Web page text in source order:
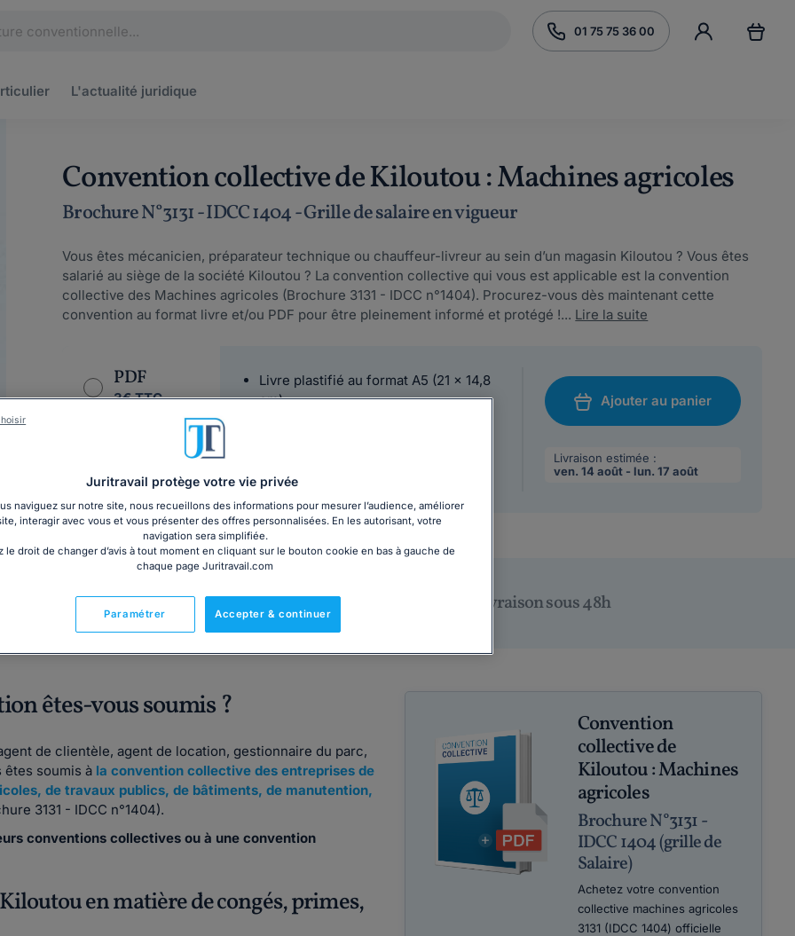
01 75 75 36 00
L'actualité juridique
Convention collective de Kiloutou : Machines agricoles
Brochure N°3131 - IDCC 1404 - Grille de salaire en vigueur
Vous êtes mécanicien, préparateur technique ou chauffeur-livreur au sein d’un magasin Kiloutou ? Vous êtes
salarié au siège de la société Kiloutou ? La convention collective qui vous est applicable est la convention
collective des Machines agricoles (Brochure 3131 - IDCC n°1404). Procurez-vous dès maintenant cette
convention au format livre et/ou PDF pour être pleinement informé et protégé !... Lire la suite
PDF
3€ TTC
Livre + PDF
30,60€ TTC
Livre plastifié au format A5 (21 x 14,8
cm)
Chronopost
Ajouter au panier
Livraison estimée :
ven. 14 août - lun. 17 août
Fabriqué en France Livraison sous 48h
êtes-vous soumis ?
de clientèle, agent de location, gestionnaire du parc,
soumis à la convention collective des entreprises de
de travaux publics, de bâtiments, de manutention,
3131 - IDCC n°1404).
conventions collectives ou à une convention
en matière de congés, primes,
Convention
collective de
Kiloutou : Machines
agricoles
Brochure N°3131 -
IDCC 1404 (grille de
Salaire)
Achetez votre convention
collective machines agricoles
3131 (IDCC 1404) officielle
Juritravail protège votre vie privée
naviguez sur notre site, nous recueillons des informations pour mesurer l’audience, améliorer
interagir avec vous et vous présenter des offres personnalisées. En les autorisant, votre
navigation sera simplifiée.
le droit de changer d’avis à tout moment en cliquant sur le bouton cookie en bas à gauche de
chaque page Juritravail.com
Accepter & continuer
Paramétrer